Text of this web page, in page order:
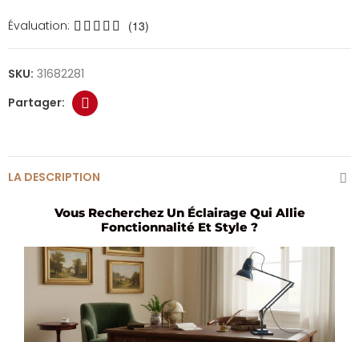
Évaluation: (13)
SKU: 31682281
LA DESCRIPTION
Vous Recherchez Un Éclairage Qui Allie
Fonctionnalité Et Style ?